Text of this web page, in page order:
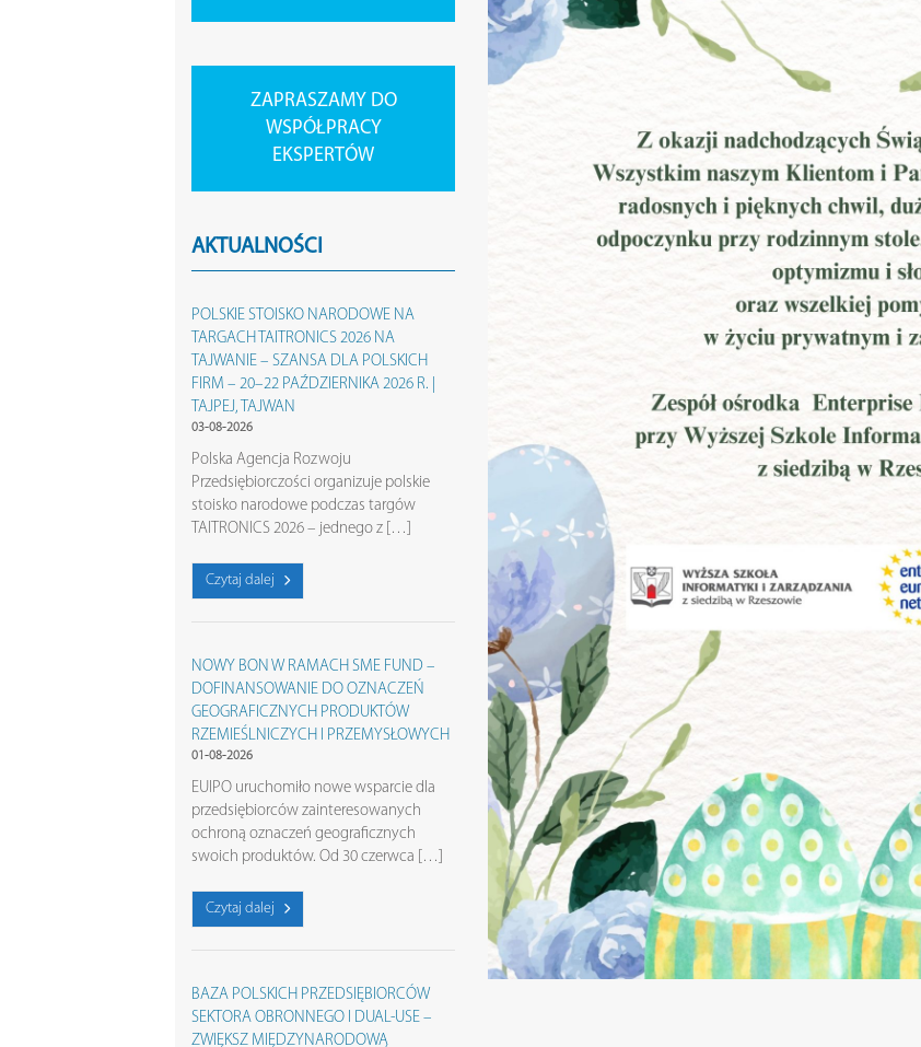
ZAPRASZAMY DO
WSPÓŁPRACY
EKSPERTÓW
AKTUALNOŚCI
POLSKIE STOISKO NARODOWE NA
TARGACH TAITRONICS 2026 NA
TAJWANIE – SZANSA DLA POLSKICH
FIRM – 20–22 PAŹDZIERNIKA 2026 R. |
TAJPEJ, TAJWAN
03-08-2026
Polska Agencja Rozwoju
Przedsiębiorczości organizuje polskie
stoisko narodowe podczas targów
TAITRONICS 2026 – jednego z […]
Czytaj dalej
NOWY BON W RAMACH SME FUND –
DOFINANSOWANIE DO OZNACZEŃ
GEOGRAFICZNYCH PRODUKTÓW
RZEMIEŚLNICZYCH I PRZEMYSŁOWYCH
01-08-2026
EUIPO uruchomiło nowe wsparcie dla
przedsiębiorców zainteresowanych
ochroną oznaczeń geograficznych
swoich produktów. Od 30 czerwca […]
Czytaj dalej
BAZA POLSKICH PRZEDSIĘBIORCÓW
SEKTORA OBRONNEGO I DUAL-USE –
ZWIĘKSZ MIĘDZYNARODOWĄ